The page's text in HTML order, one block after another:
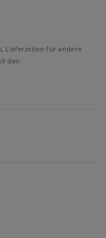
Lieferzeiten für andere
den